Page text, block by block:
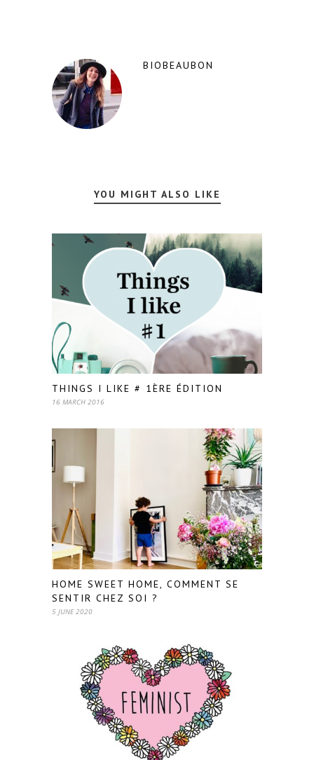
BIOBEAUBON
YOU MIGHT ALSO LIKE
THINGS I LIKE # 1ÈRE ÉDITION
16 MARCH 2016
HOME SWEET HOME, COMMENT SE
SENTIR CHEZ SOI ?
5 JUNE 2020